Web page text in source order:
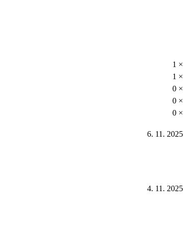
1 ×
1 ×
0 ×
0 ×
0 ×
6. 11. 2025
4. 11. 2025